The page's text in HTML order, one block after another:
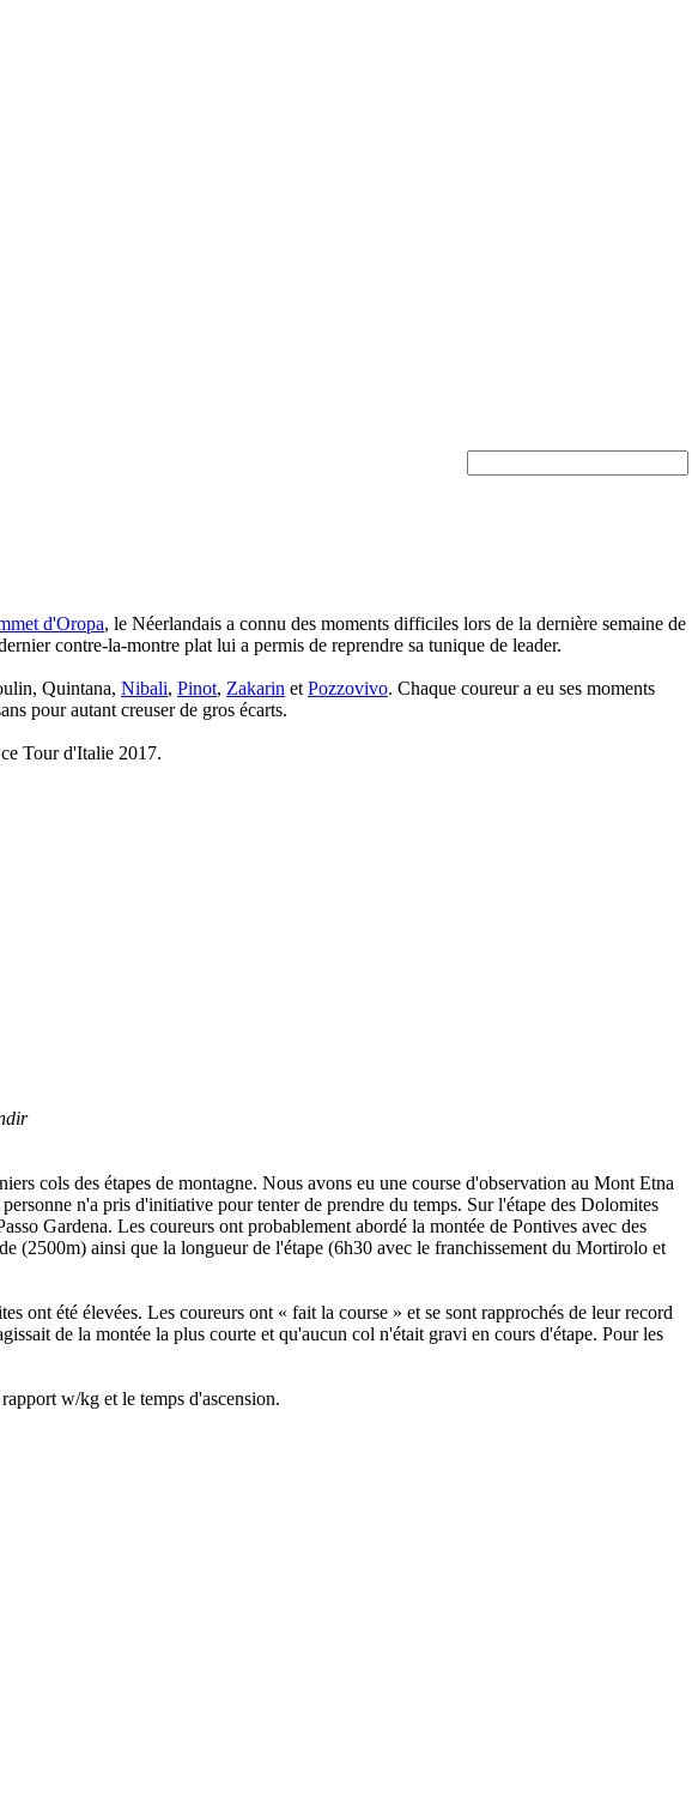
d'Oropa, le Néerlandais a connu des moments difficiles lors de la dernière semaine de
contre-la-montre plat lui a permis de reprendre sa tunique de leader.
Quintana, Nibali, Pinot, Zakarin et Pozzovivo. Chaque coureur a eu ses moments
pour autant creuser de gros écarts.
Tour d'Italie 2017.
cols des étapes de montagne. Nous avons eu une course d'observation au Mont Etna
n'a pris d'initiative pour tenter de prendre du temps. Sur l'étape des Dolomites
Gardena. Les coureurs ont probablement abordé la montée de Pontives avec des
(2500m) ainsi que la longueur de l'étape (6h30 avec le franchissement du Mortirolo et
ont été élevées. Les coureurs ont « fait la course » et se sont rapprochés de leur record
de la montée la plus courte et qu'aucun col n'était gravi en cours d'étape. Pour les
w/kg et le temps d'ascension.